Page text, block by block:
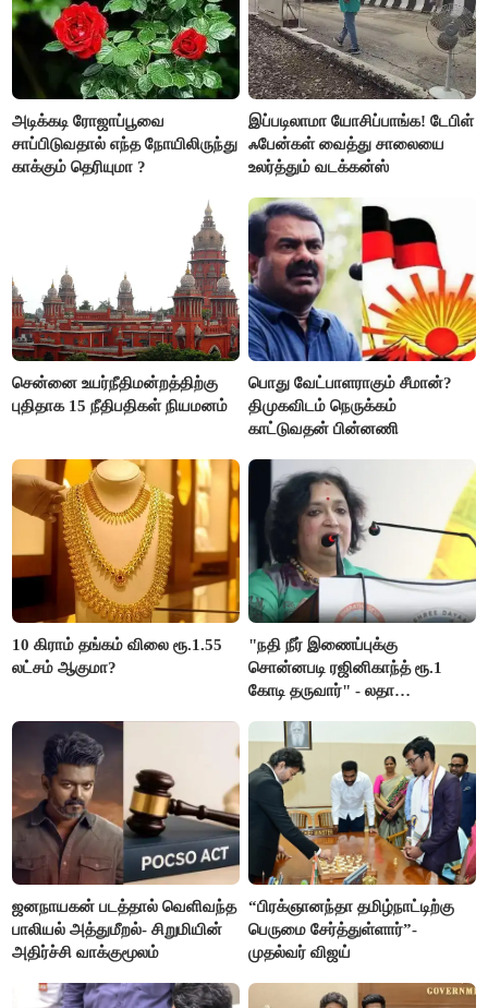
அடிக்கடி ரோஜாப்பூவை
சாப்பிடுவதால் எந்த நோயிலிருந்து
காக்கும் தெரியுமா ?
இப்படிலாமா யோசிப்பாங்க! டேபிள்
ஃபேன்கள் வைத்து சாலையை
உலர்த்தும் வடக்கன்ஸ்
சென்னை உயர்நீதிமன்றத்திற்கு
புதிதாக 15 நீதிபதிகள் நியமனம்
பொது வேட்பாளராகும் சீமான்?
திமுகவிடம் நெருக்கம்
காட்டுவதன் பின்னணி
10 கிராம் தங்கம் விலை ரூ.1.55
லட்சம் ஆகுமா?
"நதி நீர் இணைப்புக்கு
சொன்னபடி ரஜினிகாந்த் ரூ.1
கோடி தருவார்" - லதா
ஜனநாயகன் படத்தால் வெளிவந்த
பாலியல் அத்துமீறல்- சிறுமியின்
அதிர்ச்சி வாக்குமூலம்
“பிரக்ஞானந்தா தமிழ்நாட்டிற்கு
பெருமை சேர்த்துள்ளார்”-
முதல்வர் விஜய்